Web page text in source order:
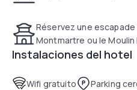
Réservez une
Montmartre ou le Moulin
Instalaciones del hotel
Wifi gratuito Parking